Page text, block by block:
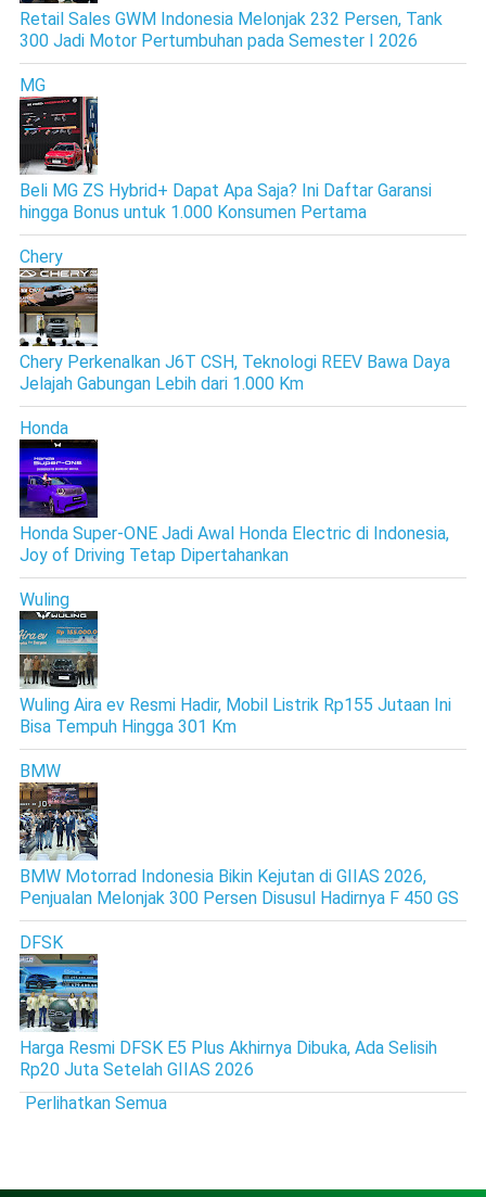
Retail Sales GWM Indonesia Melonjak 232 Persen, Tank
300 Jadi Motor Pertumbuhan pada Semester I 2026
MG
Beli MG ZS Hybrid+ Dapat Apa Saja? Ini Daftar Garansi
hingga Bonus untuk 1.000 Konsumen Pertama
Chery
Chery Perkenalkan J6T CSH, Teknologi REEV Bawa Daya
Jelajah Gabungan Lebih dari 1.000 Km
Honda
Honda Super-ONE Jadi Awal Honda Electric di Indonesia,
Joy of Driving Tetap Dipertahankan
Wuling
Wuling Aira ev Resmi Hadir, Mobil Listrik Rp155 Jutaan Ini
Bisa Tempuh Hingga 301 Km
BMW
BMW Motorrad Indonesia Bikin Kejutan di GIIAS 2026,
Penjualan Melonjak 300 Persen Disusul Hadirnya F 450 GS
DFSK
Harga Resmi DFSK E5 Plus Akhirnya Dibuka, Ada Selisih
Rp20 Juta Setelah GIIAS 2026
Perlihatkan Semua